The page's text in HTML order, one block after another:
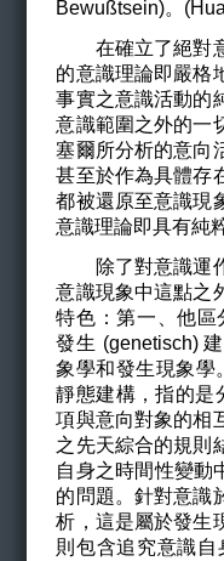
Bewußtsein)。
在確立了絕對
的意識理論即嚴格
事實之意識活動的
意識範圍之外的一
塞爾所分析的意向
甚至於作為具體存
都被還原至意識現
意識理論即具有純
除了對意識運
意識現象中這點之
特色：第一、他區
發生 (genetisch)
象學和發生現象學
靜態建構，指的是
項與意向對象的相
之先天綜合的規則
自身之時間性變動
的問題。針對意識
析，這是屬於發生
則包含追究意識